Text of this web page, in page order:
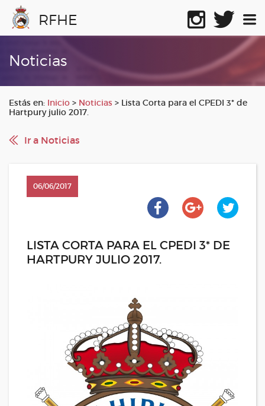
RFHE
Noticias
Estás en: Inicio > Noticias > Lista Corta para el CPEDI 3* de
Hartpury julio 2017.
Ir a Noticias
06/06/2017
LISTA CORTA PARA EL CPEDI 3* DE
HARTPURY JULIO 2017.